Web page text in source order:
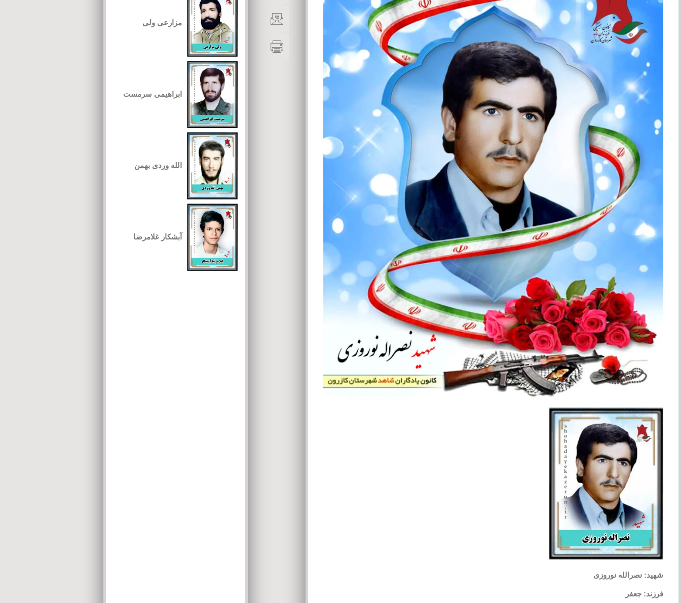
شهید: نصرالله نوروزی
فرزند: جعفر
مزارعی ولی
ابراهیمی سرمست
الله وردی بهمن
آبشکار غلامرضا